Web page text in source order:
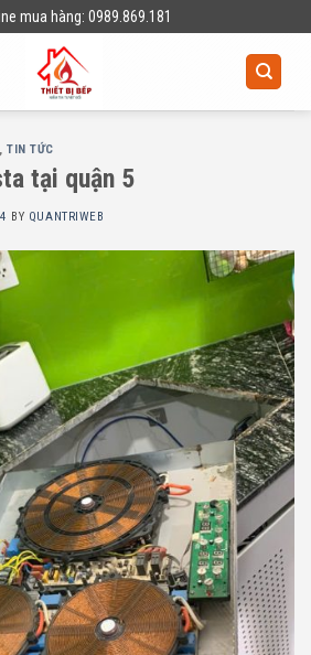
mua hàng: 0989.869.181
,TIN TỨC
tại quận 5
BY QUANTRIWEB